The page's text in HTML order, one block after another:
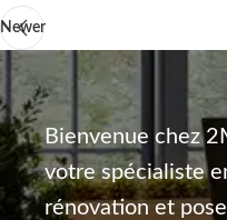
Newer
Bienvenue chez
votre spécialiste
rénovation et